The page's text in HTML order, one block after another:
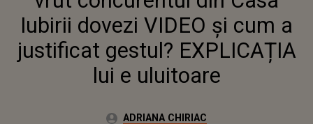
Iubirii dovezi VIDEO și cum a
justificat gestul? EXPLICAȚIA
lui e uluitoare
Autor:ADRIANA CHIRIAC